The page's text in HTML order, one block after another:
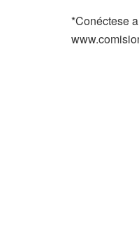
*Conéctese